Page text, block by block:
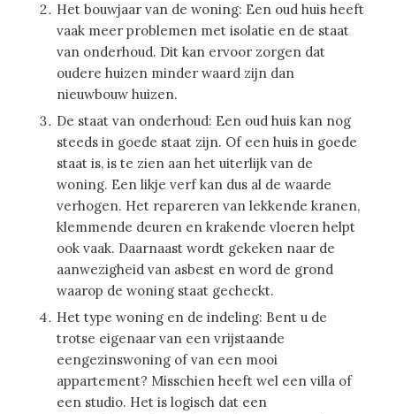
Het bouwjaar van de woning: Een oud huis heeft
vaak meer problemen met isolatie en de staat
van onderhoud. Dit kan ervoor zorgen dat
oudere huizen minder waard zijn dan
nieuwbouw huizen.
De staat van onderhoud: Een oud huis kan nog
steeds in goede staat zijn. Of een huis in goede
staat is, is te zien aan het uiterlijk van de
woning. Een likje verf kan dus al de waarde
verhogen. Het repareren van lekkende kranen,
klemmende deuren en krakende vloeren helpt
ook vaak. Daarnaast wordt gekeken naar de
aanwezigheid van asbest en word de grond
waarop de woning staat gecheckt.
Het type woning en de indeling: Bent u de
trotse eigenaar van een vrijstaande
eengezinswoning of van een mooi
appartement? Misschien heeft wel een villa of
een studio. Het is logisch dat een